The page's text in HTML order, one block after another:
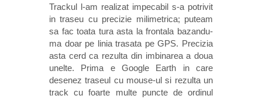
Trackul l-am realizat impecabil s-a potrivit
in traseu cu precizie milimetrica; puteam
sa fac toata tura asta la frontala bazandu-
ma doar pe linia trasata pe GPS. Precizia
asta cerd ca rezulta din imbinarea a doua
unelte. Prima e Google Earth in care
desenez traseul cu mouse-ul si rezulta un
track cu foarte multe puncte de ordinul